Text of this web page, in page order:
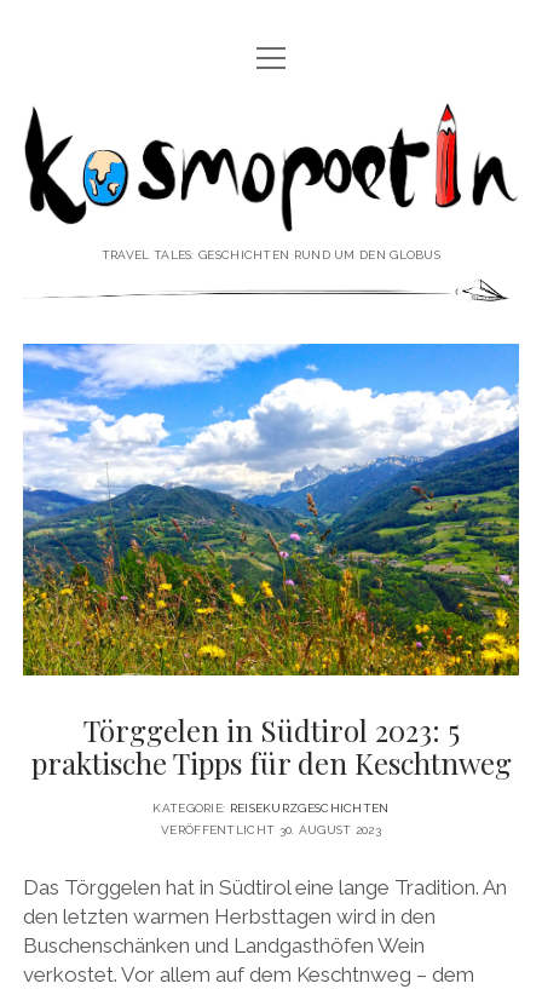
REISEREPORTAGEN
REISEPOESIE
REISEKOLUMNEN
REISEVIDEOS
REISESPECIALS
♥ ÜBER DEN REISEBLOG Menü
öffnen
IMPRESSUM
DATENSCHUTZERKLÄRUNG
♥ ÜBER DIE AUTORIN Menü
öffnen
VITA
PRESSE & MEDIEN
MEDIADATEN
twitterfacebook
pinterestyoutubeinstagram
Menü
öffnen
Kosmopoetin
TRAVEL TALES: GESCHICHTEN RUND UM DEN GLOBUS
Törggelen in Südtirol 2023: 5
praktische Tipps für den Keschtnweg
KATEGORIE: REISEKURZGESCHICHTEN
VERÖFFENTLICHT 30. AUGUST 2023
Das Törggelen hat in Südtirol eine lange Tradition. An
den letzten warmen Herbsttagen wird in den
Buschenschänken und Landgasthöfen Wein
verkostet. Vor allem auf dem Keschtnweg – dem